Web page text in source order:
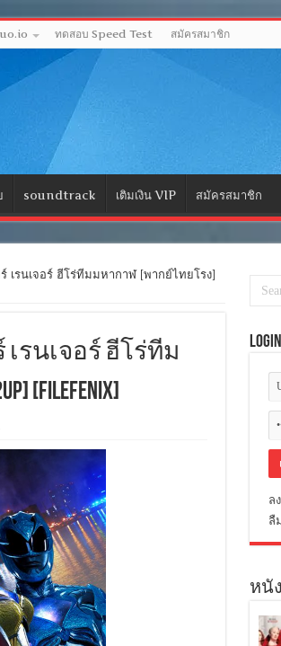
ทดสอบ Speed Test สมัครสมาชิก
soundtrack เติมเงิน VIP สมัครสมาชิก
รนเจอร์ ฮีโร่ทีมมหากาฬ [พากย์ไทยโรง]
อร์ เรนเจอร์ ฮีโร่ทีม
[Filefenix]
Login
ล
ลื
หนั